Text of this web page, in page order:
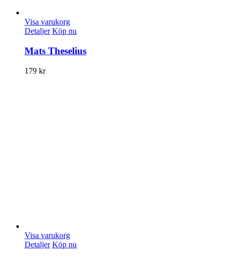
Visa varukorg
Detaljer Köp nu
Mats Theselius
179 kr
Visa varukorg
Detaljer Köp nu